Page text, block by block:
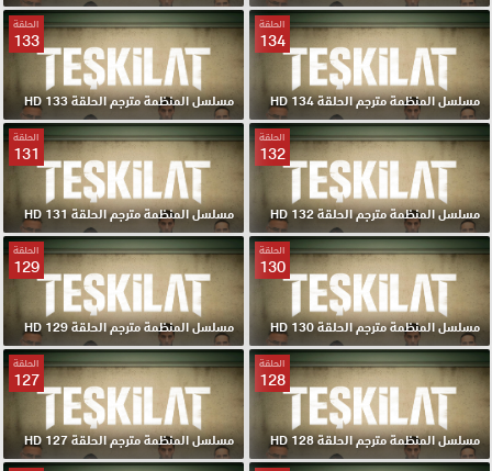
الحلقة
134
مسلسل المنظمة مترجم الحلقة 134 HD
الحلقة
133
مسلسل المنظمة مترجم الحلقة 133 HD
الحلقة
132
مسلسل المنظمة مترجم الحلقة 132 HD
الحلقة
131
مسلسل المنظمة مترجم الحلقة 131 HD
الحلقة
130
مسلسل المنظمة مترجم الحلقة 130 HD
الحلقة
129
مسلسل المنظمة مترجم الحلقة 129 HD
الحلقة
128
مسلسل المنظمة مترجم الحلقة 128 HD
الحلقة
127
مسلسل المنظمة مترجم الحلقة 127 HD